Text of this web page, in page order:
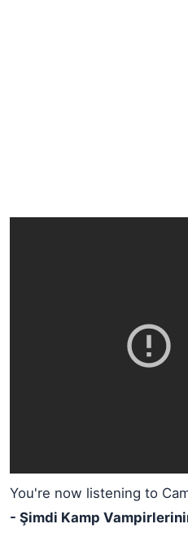
You're now listening to
- Şimdi Kamp